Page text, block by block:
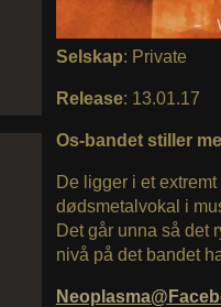
Selskap: Private
Release: 13.01.17
Os-bandet stiller
De ligger i et
dødsmetalvokal i
Det går unna så det
nivå på det bandet